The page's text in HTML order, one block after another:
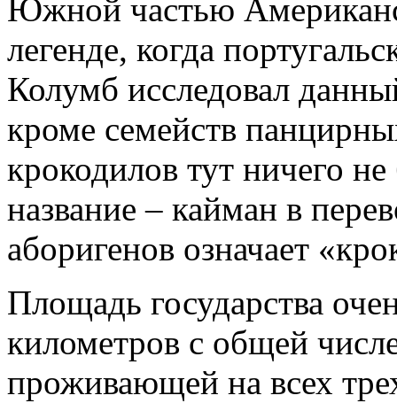
Южной частью
легенде, когда
Колумб исследовал
кроме семейств
крокодилов тут ничего
название – кайман в
аборигенов означает
Площадь государства
километров с общей
проживающей на всех